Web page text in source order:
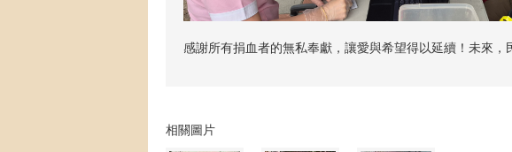
感謝所有捐血者的無私奉獻，讓愛與希望得以延續！未來
相關圖片